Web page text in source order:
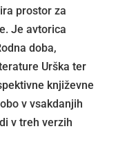
prostor za
Je avtorica
doba,
Urška ter
književne
v vsakdanjih
v treh verzih